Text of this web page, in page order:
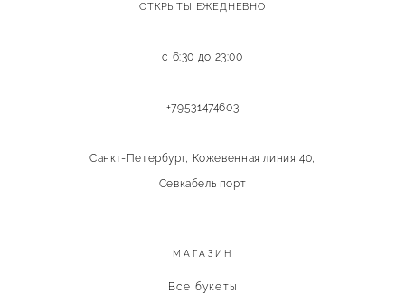
ОТКРЫТЫ ЕЖЕДНЕВНО
с 6:30 до 23:00
+79531474603
Санкт-Петербург, Кожевенная линия 40,
Севкабель порт
МАГАЗИН
Все букеты